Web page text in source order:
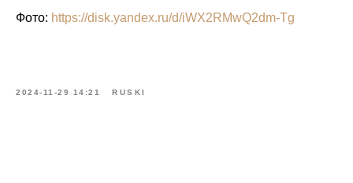
Фото: https://disk.yandex.ru/d/iWX2RMwQ2dm-Tg
2024-11-29 14:21 RUSKI